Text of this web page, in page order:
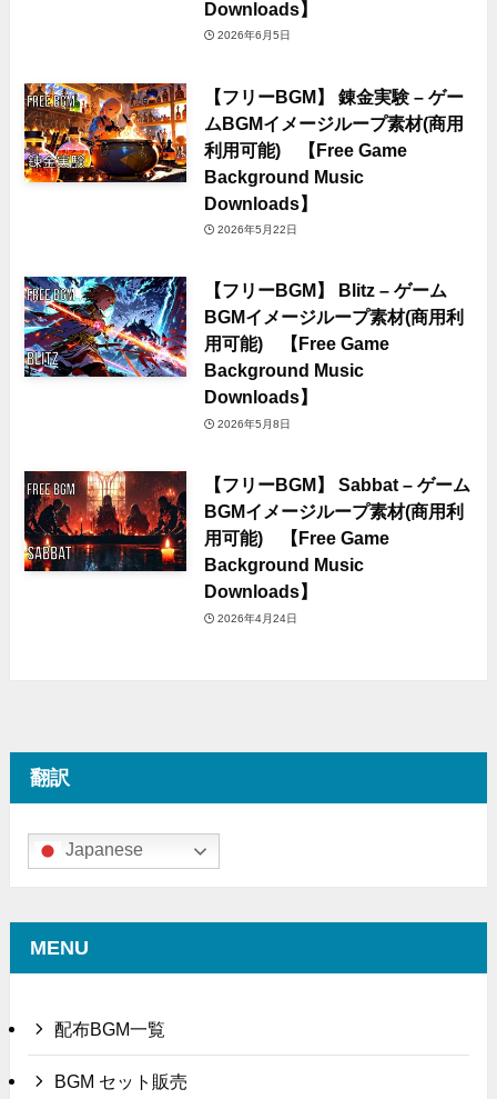
Downloads】
2026年6月5日
【フリーBGM】 錬金実験 – ゲー
ムBGMイメージループ素材(商用
利用可能) 【Free Game
Background Music
Downloads】
2026年5月22日
【フリーBGM】 Blitz – ゲーム
BGMイメージループ素材(商用利
用可能) 【Free Game
Background Music
Downloads】
2026年5月8日
【フリーBGM】 Sabbat – ゲーム
BGMイメージループ素材(商用利
用可能) 【Free Game
Background Music
Downloads】
2026年4月24日
翻訳
Japanese
MENU
配布BGM一覧
BGM セット販売